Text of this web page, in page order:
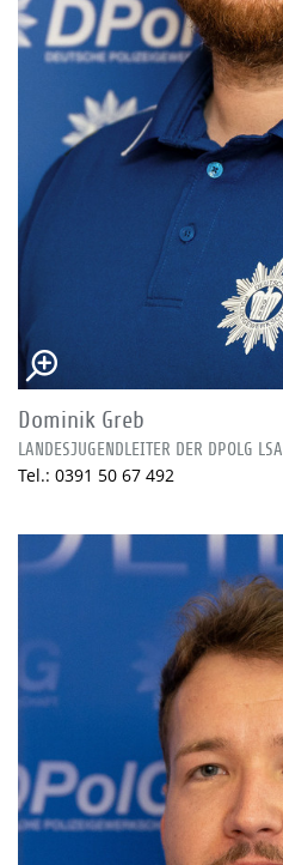
Dominik Greb
LANDESJUGENDLEITER DER DPOLG LSA
Tel.: 0391 50 67 492